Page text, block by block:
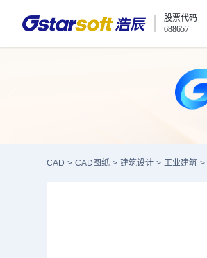
股票代码
688657
CAD > CAD图纸 > 建筑设计 > 工业建筑 >